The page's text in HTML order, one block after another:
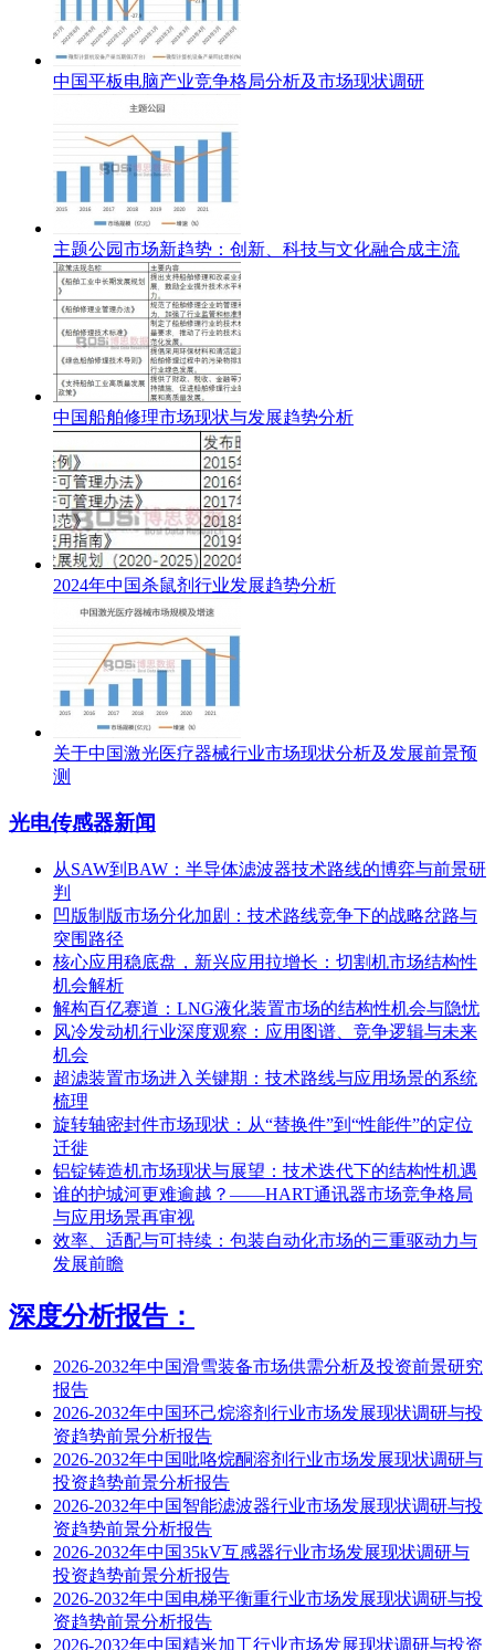
中国平板电脑产业竞争格局分析及市场现状调研
主题公园市场新趋势：创新、科技与文化融合成主流
中国船舶修理市场现状与发展趋势分析
2024年中国杀鼠剂行业发展趋势分析
关于中国激光医疗器械行业市场现状分析及发展前景预
测
光电传感器新闻
从SAW到BAW：半导体滤波器技术路线的博弈与前景研
判
凹版制版市场分化加剧：技术路线竞争下的战略岔路与
突围路径
核心应用稳底盘，新兴应用拉增长：切割机市场结构性
机会解析
解构百亿赛道：LNG液化装置市场的结构性机会与隐忧
风冷发动机行业深度观察：应用图谱、竞争逻辑与未来
机会
超滤装置市场进入关键期：技术路线与应用场景的系统
梳理
旋转轴密封件市场现状：从“替换件”到“性能件”的定位
迁徙
铝锭铸造机市场现状与展望：技术迭代下的结构性机遇
谁的护城河更难逾越？——HART通讯器市场竞争格局
与应用场景再审视
效率、适配与可持续：包装自动化市场的三重驱动力与
发展前瞻
深度分析报告：
2026-2032年中国滑雪装备市场供需分析及投资前景研究
报告
2026-2032年中国环己烷溶剂行业市场发展现状调研与投
资趋势前景分析报告
2026-2032年中国吡咯烷酮溶剂行业市场发展现状调研与
投资趋势前景分析报告
2026-2032年中国智能滤波器行业市场发展现状调研与投
资趋势前景分析报告
2026-2032年中国35kV互感器行业市场发展现状调研与
投资趋势前景分析报告
2026-2032年中国电梯平衡重行业市场发展现状调研与投
资趋势前景分析报告
2026-2032年中国精米加工行业市场发展现状调研与投资